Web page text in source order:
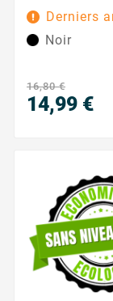
Conçue pour les
, elle offre une
pour vos
lisibles, pour
Derniers
Noir
16,80 €
14,99 €